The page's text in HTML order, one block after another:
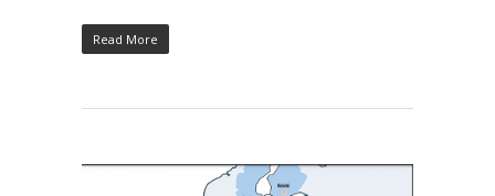
Read More